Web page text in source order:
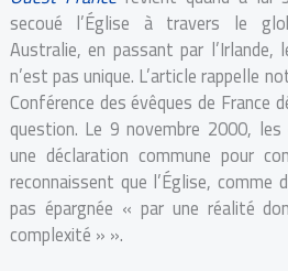
secoué l’Église à travers le
Australie, en passant par l’Irlande,
n’est pas unique. L’article rappelle
Conférence des évêques de France
question. Le 9 novembre 2000,
une déclaration commune pour
reconnaissent que l’Église, comme
pas épargnée « par une réalité
complexité » ».